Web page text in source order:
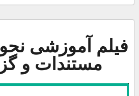
فیلم آموزشی
مستندات و